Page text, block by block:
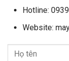
Hotline:
Website: